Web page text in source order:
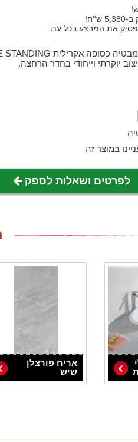
ש''ח!
את המבצע בכל עת.
יוקרתי וייחודי בחדר הרחצה.
במוצר זה
לפרטים ושאלות לספק
אריח פורצלן
שיש